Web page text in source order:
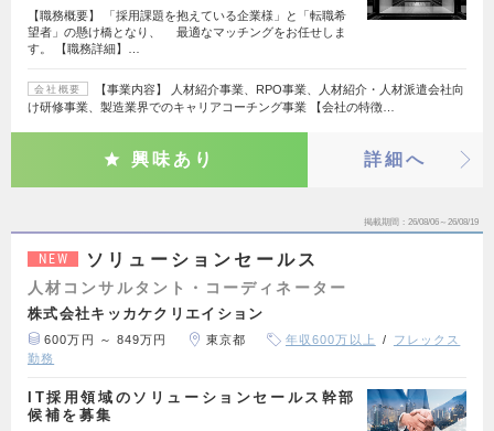
【職務概要】 「採用課題を抱えている企業様」と「転職希
望者」の懸け橋となり、 最適なマッチングをお任せしま
す。 【職務詳細】…
会社概要
【事業内容】 人材紹介事業、RPO事業、人材紹介・人材派遣会社向
け研修事業、製造業界でのキャリアコーチング事業 【会社の特徴…
興味あり 詳細へ
掲載期間 26/08/06～26/08/19
NEW ソリューションセールス
人材コンサルタント・コーディネーター
株式会社キッカケクリエイション
600万円 ～ 849万円 東京都 年収600万以上
フレックス
勤務
IT採用領域のソリューションセールス幹部
候補を募集